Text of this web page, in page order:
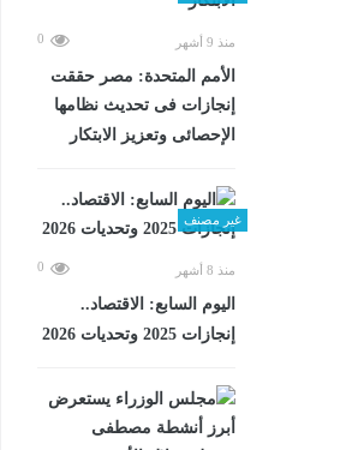
منذ 9 أشهر 0
الأمم المتحدة: مصر حققت
إنجازات فى تحديث نظامها
الإحصائى وتعزيز الابتكار
غير مصنف
منذ 8 أشهر 0
اليوم السابع: الاقتصاد..
إنجازات 2025 وتحديات 2026